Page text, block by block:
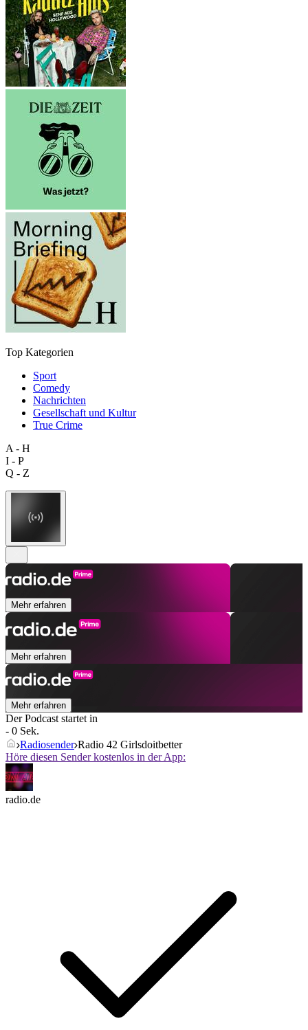
Top Kategorien
Sport
Comedy
Nachrichten
Gesellschaft und Kultur
True Crime
A - H
I - P
Q - Z
Mehr erfahren
Mehr erfahren
Mehr erfahren
Der Podcast startet in
- 0 Sek.
Radiosender Radio 42 Girlsdoitbetter
Höre diesen Sender kostenlos in der App:
radio.de